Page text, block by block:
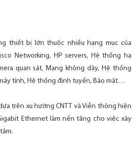
thiết bị lớn thuộc nhiều hạng mục của
Networking, HP servers, Hệ thống hạ
quan sát, Mạng không dây, Hệ thống
tính, Hệ thống định tuyến, Bảo mật…
trên xu hướng CNTT và Viễn thông hiện
Ethernet làm nền tảng cho việc xây